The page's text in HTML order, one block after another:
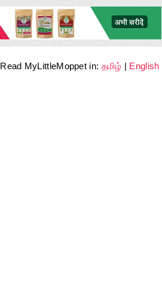
Read MyLittleMoppet in: தமிழ் | English